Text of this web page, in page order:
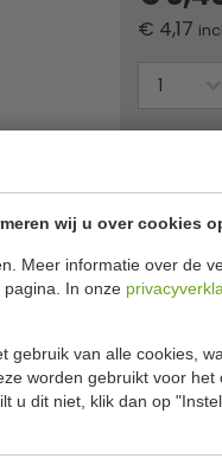
wij u over cookies
Meer informatie over de
pagina. In onze
gebruik van alle cookies,
worden gebruikt voor het
u dit niet, klik dan op
€ 4,17
✔ Gratis
Maat
Gewicht